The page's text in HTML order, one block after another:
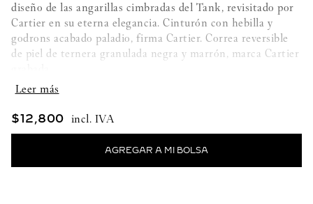
diseño de las angarillas cimbradas del Tank, revisitado por
Cartier en su eterna elegancia. Cinturón con hebilla y
godrons acabado paladio, firma Cartier. Correa reversible
de piel de ternera granulada negra y marrón, marca Cartier
Piel de ternera granulada negra y marrón, hebilla godrons
$12,800